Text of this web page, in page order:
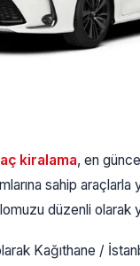
kiralama, en
sahip araçlarla
düzenli olarak
Kağıthane /